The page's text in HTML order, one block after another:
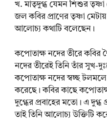
খ. মাতৃদুগ্ধ যেমন শিশুর
জল কবির প্রাণের তৃষ্ণা
আলোচ্য কথাটি বলেছেন।
কপোতাক্ষ নদের তীরে
নদের তীরেই তিনি তাঁর সুখ-
কপোতাক্ষ নদের স্বচ্ছ
করেছে। কবির কাছে
দুগ্ধের প্রবাহের মতো। এ দুগ্ধ
তাই তিনি আলোচ্য উক্তিটি